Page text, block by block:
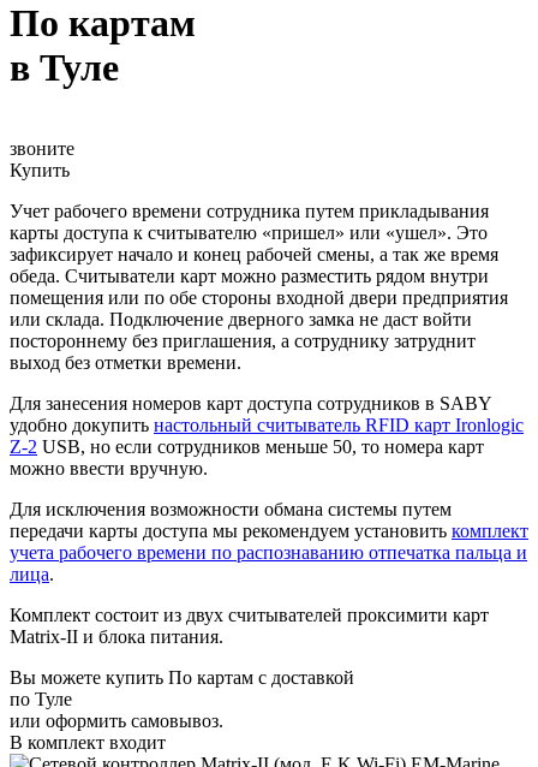
По картам
в Туле
звоните
Купить
Учет рабочего времени сотрудника путем прикладывания
карты доступа к считывателю «пришел» или «ушел». Это
зафиксирует начало и конец рабочей смены, а так же время
обеда. Считыватели карт можно разместить рядом внутри
помещения или по обе стороны входной двери предприятия
или склада. Подключение дверного замка не даст войти
постороннему без приглашения, а сотруднику затруднит
выход без отметки времени.
Для занесения номеров карт доступа сотрудников в SABY
удобно докупить настольный считыватель RFID карт Ironlogic
Z-2 USB, но если сотрудников меньше 50, то номера карт
можно ввести вручную.
Для исключения возможности обмана системы путем
передачи карты доступа мы рекомендуем установить комплект
учета рабочего времени по распознаванию отпечатка пальца и
лица.
Комплект состоит из двух считывателей проксимити карт
Matrix-II и блока питания.
Вы можете купить По картам с доставкой
по Туле
или оформить самовывоз.
В комплект входит